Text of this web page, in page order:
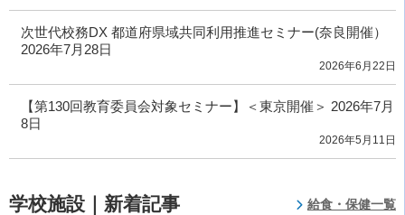
次世代校務DX 都道府県域共同利用推進セミナー(奈良開催）
2026年7月28日
2026年6月22日
【第130回教育委員会対象セミナー】＜東京開催＞ 2026年7月
8日
2026年5月11日
学校施設｜新着記事 給食・保健一覧